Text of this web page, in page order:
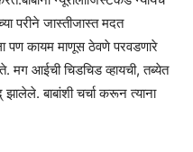
परीने जास्तीजास्त मदत
पण कायम माणूस ठेवणे परवडणारे
आईची चिडचिड व्हायची, तब्येत
बाबांशी चर्चा करून त्याना